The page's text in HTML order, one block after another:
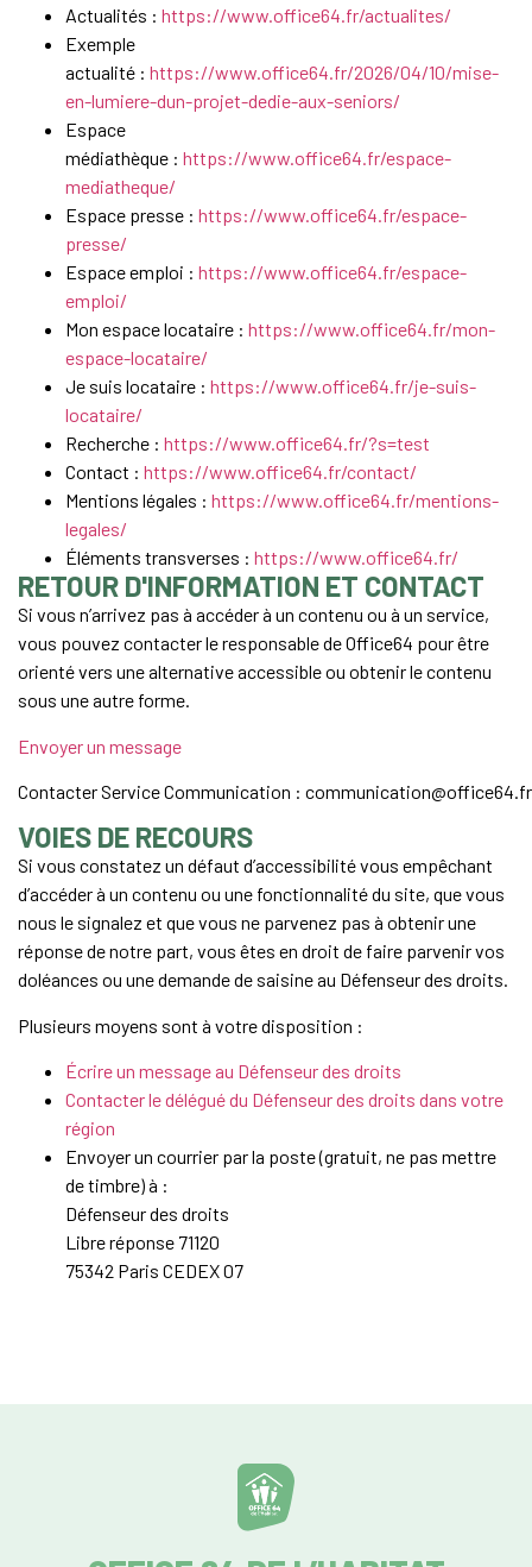
Actualités : https://www.office64.fr/actualites/
Exemple
actualité : https://www.office64.fr/2026/04/10/mise-
en-lumiere-dun-projet-dedie-aux-seniors/
Espace
médiathèque : https://www.office64.fr/espace-
mediatheque/
Espace presse : https://www.office64.fr/espace-
presse/
Espace emploi : https://www.office64.fr/espace-
emploi/
Mon espace locataire : https://www.office64.fr/mon-
espace-locataire/
Je suis locataire : https://www.office64.fr/je-suis-
locataire/
Recherche : https://www.office64.fr/?s=test
Contact : https://www.office64.fr/contact/
Mentions légales : https://www.office64.fr/mentions-
legales/
Éléments transverses : https://www.office64.fr/
RETOUR D'INFORMATION ET CONTACT
Si vous n’arrivez pas à accéder à un contenu ou à un service,
vous pouvez contacter le responsable de Office64 pour être
orienté vers une alternative accessible ou obtenir le contenu
sous une autre forme.
Envoyer un message
Contacter Service Communication : communication@office64.fr
VOIES DE RECOURS
Si vous constatez un défaut d’accessibilité vous empêchant
d’accéder à un contenu ou une fonctionnalité du site, que vous
nous le signalez et que vous ne parvenez pas à obtenir une
réponse de notre part, vous êtes en droit de faire parvenir vos
doléances ou une demande de saisine au Défenseur des droits.
Plusieurs moyens sont à votre disposition :
Écrire un message au Défenseur des droits
Contacter le délégué du Défenseur des droits dans votre
région
Envoyer un courrier par la poste (gratuit, ne pas mettre
de timbre) à :
Défenseur des droits
Libre réponse 71120
75342 Paris CEDEX 07